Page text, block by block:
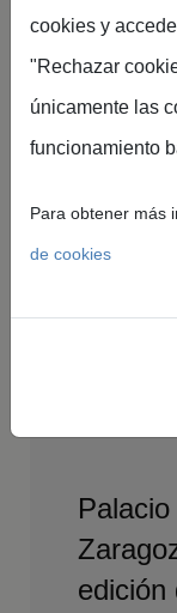
edición
cookies y
"Rechazar
únicamente las
funcionamiento
Para obtener más
de cookies